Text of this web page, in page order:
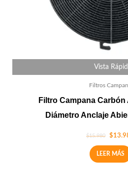
Vista
Filtros
Filtro Campana
Diámetro Anclaje
$15.980 $
LEER MÁS